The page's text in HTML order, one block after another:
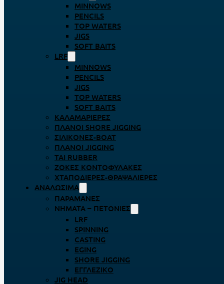
MINNOWS
PENCILS
TOP WATERS
JIGS
SOFT BAITS
LRF
MINNOWS
PENCILS
JIGS
TOP WATERS
SOFT BAITS
ΚΑΛΑΜΑΡΙΈΡΕΣ
ΠΛΆΝΟΙ SHORE JIGGING
ΣΙΛΙΚΌΝΕΣ-BOAT
ΠΛΆΝΟΙ JIGGING
TAI RUBBER
ΖΌΚΕΣ ΚΟΝΤΟΦΎΛΑΚΕΣ
ΧΤΑΠΟΔΙΈΡΕΣ-ΘΡΑΨΑΛΙΈΡΕΣ
ΑΝΑΛΏΣΙΜΑ
ΠΑΡΑΜΆΝΕΣ
ΝΉΜΑΤΑ – ΠΕΤΟΝΙΈΣ
LRF
SPINNING
CASTING
EGING
SHORE JIGGING
ΕΓΓΛΈΖΙΚΟ
JIG HEAD